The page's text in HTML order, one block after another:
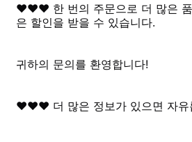
♥♥♥ 한 번의 주문으로 더 많은 품
은 할인을 받을 수 있습니다.
귀하의 문의를 환영합니다!
♥♥♥ 더 많은 정보가 있으면 자유